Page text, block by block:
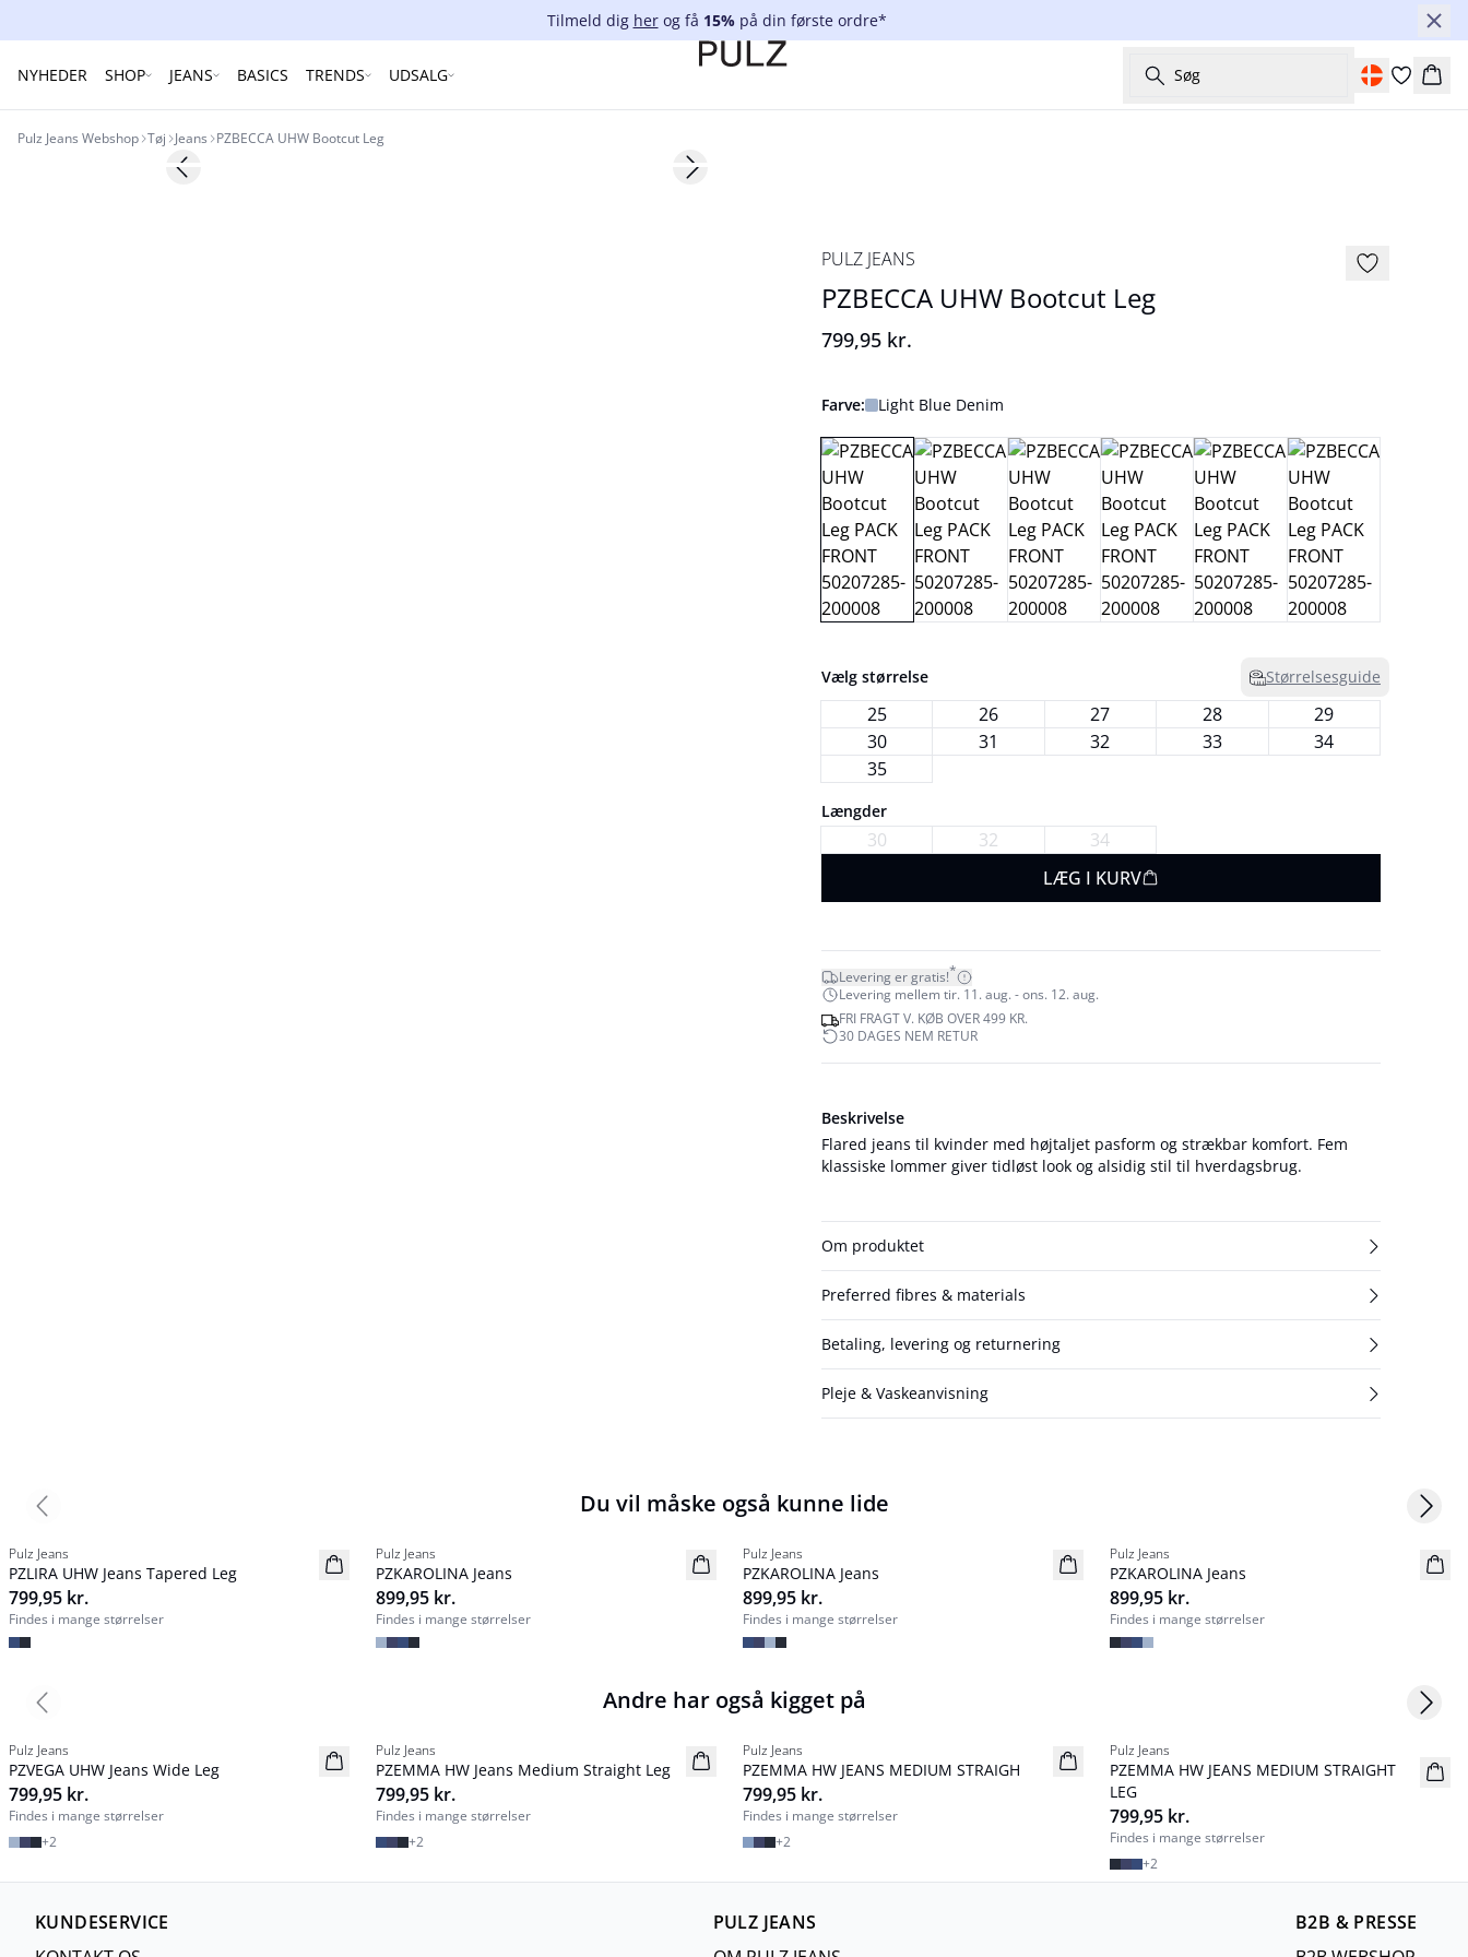
Tilmeld dig herog få 15%på din første ordre*
NYHEDER SHOP JEANS BASICS TRENDS UDSALG Søg Kurv
Pulz Jeans Webshop Tøj Jeans PZBECCA UHW Bootcut Leg
Previous slide Next slide
PULZ JEANS
PZBECCA UHW Bootcut Leg
799,95 kr.
Farve: Light Blue Denim
Vælg størrelse Størrelsesguide
25 26 27 28
29
30
31 32 33
34
35
Længder
30 32
34
LÆG I KURV
Levering er gratis!*
Levering mellem tir. 11. aug. - ons. 12. aug.
FRI FRAGT V. KØB OVER 499 KR.
30 DAGES NEM RETUR
Beskrivelse
Flared jeans til kvinder med højtaljet pasform og strækbar komfort. Fem
klassiske lommer giver tidløst look og alsidig stil til hverdagsbrug.
Om produktet
Preferred fibres & materials
Betaling, levering og returnering
Pleje & Vaskeanvisning
Du vil måske også kunne lide
NYHED
Basic
Pulz Jeans
PZLIRA UHW Jeans Tapered Leg
799,95 kr.
Findes i mange størrelser
NYHED
Basic
Pulz Jeans
PZKAROLINA Jeans
899,95 kr.
Findes i mange størrelser
NYHED
Basic
Pulz Jeans
PZKAROLINA Jeans
899,95 kr.
Findes i mange størrelser
NYHED
Basic
Pulz Jeans
PZKAROLINA Jeans
899,95 kr.
Findes i mange størrelser
Previous slide Next
Andre har også kigget på
NYHED
Basic
Pulz Jeans
PZVEGA UHW Jeans Wide Leg
799,95 kr.
Findes i mange størrelser
+2
NYHED
Basic
Pulz Jeans
PZEMMA HW Jeans Medium Straight Leg
799,95 kr.
Findes i mange størrelser
+2
NYHED
Basic
Pulz Jeans
PZEMMA HW JEANS MEDIUM STRAIGH
799,95 kr.
Findes i mange størrelser
+2
NYHED
Basic
Pulz Jeans
PZEMMA HW JEANS MEDIUM STRAIGHT
LEG
799,95 kr.
Findes i mange størrelser
+2
Previous slide Next
KUNDESERVICE
PULZ JEANS
B2B & PRESSE